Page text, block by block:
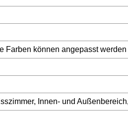
Farben können angepasst werden
Innen- und